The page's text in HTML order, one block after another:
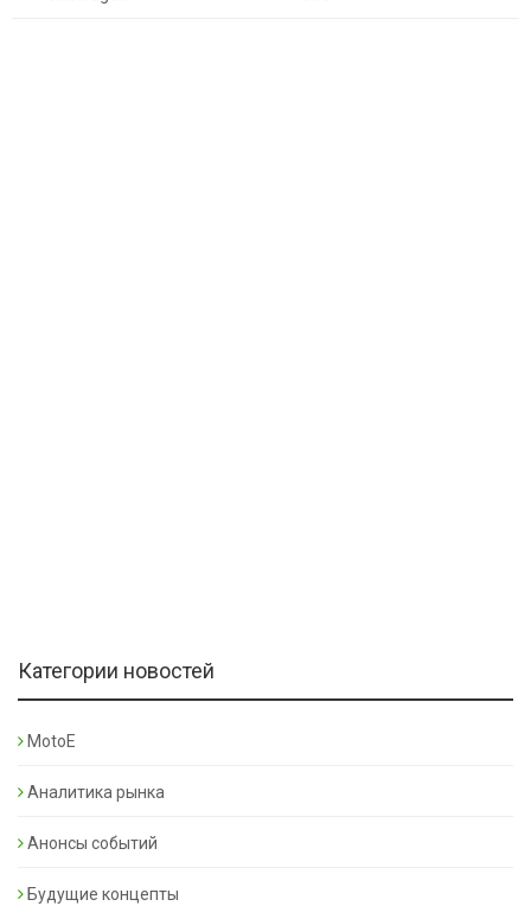
Категории новостей
MotoE
Аналитика рынка
Анонсы событий
Будущие концепты